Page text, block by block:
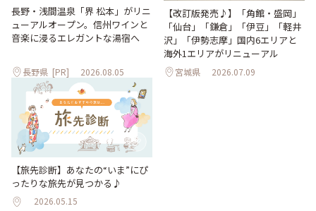
長野・浅間温泉「界 松本」がリニ
ューアルオープン。信州ワインと
音楽に浸るエレガントな湯宿へ
長野県 [PR] 2026.08.05
【改訂版発売♪】「角館・盛岡」
「仙台」「鎌倉」「伊豆」「軽井
沢」「伊勢志摩」国内6エリアと
海外1エリアがリニューアル
宮城県 2026.07.09
【旅先診断】あなたの“いま”にぴ
ったりな旅先が見つかる♪
2026.05.15